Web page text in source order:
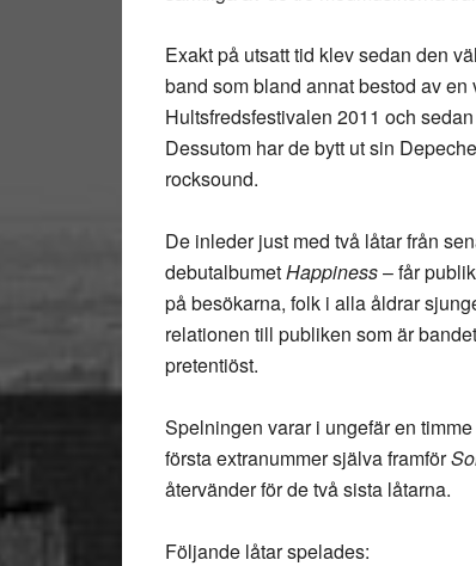
Exakt på utsatt tid klev sedan den
band som bland annat bestod av
Hultsfredsfestivalen 2011 och
Dessutom har de bytt ut sin
rocksound.
De inleder just med två låtar från
debutalbumetHappiness– får
på besökarna, folk i alla åldrar
relationen till publiken som är
pretentiöst.
Spelningen varar i ungefär en
första extranummer själva framför
återvänder för de två sista låtarna.
Följande låtar spelades: